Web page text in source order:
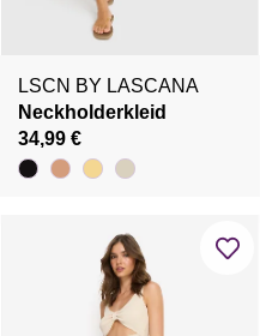
LSCN BY LASCANA
Neckholderkleid
34,99 €